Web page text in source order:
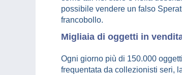
possibile vendere un falso
francobollo.
Migliaia di oggetti in
Ogni giorno più di 150.000
frequentata da collezionisti seri,